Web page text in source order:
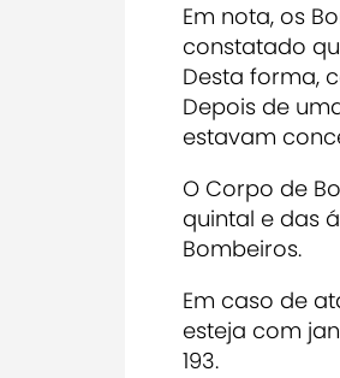
Em nota, os
constatado
Desta forma,
Depois de
estavam
O Corpo de
quintal e das
Bombeiros.
Em caso de
esteja com
193.